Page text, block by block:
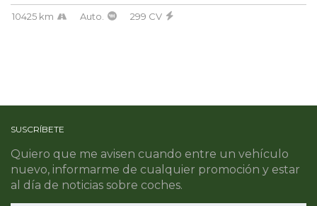
10425 km Auto. 299 CV
SUSCRÍBETE
Quiero que me avisen cuando entre un vehículo
nuevo, informarme de cualquier promoción y estar
al día de noticias sobre coches.